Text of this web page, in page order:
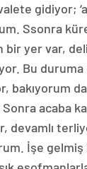
gidiyor;
Ssonra
yer var,
Bu duruma
bakıyorum
acaba
devamlı
İşe